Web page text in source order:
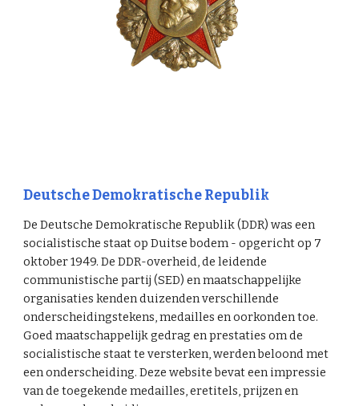
Deutsche Demokratische Republik
De Deutsche Demokratische Republik (DDR) was een
socialistische staat op Duitse bodem - opgericht op 7
oktober 1949. De DDR-overheid, de leidende
communistische partij (SED) en maatschappelijke
organisaties kenden duizenden verschillende
onderscheidingstekens, medailles en oorkonden toe.
Goed maatschappelijk gedrag en prestaties om de
socialistische staat te versterken, werden beloond met
een onderscheiding. Deze website bevat een impressie
van de toegekende medailles, eretitels, prijzen en